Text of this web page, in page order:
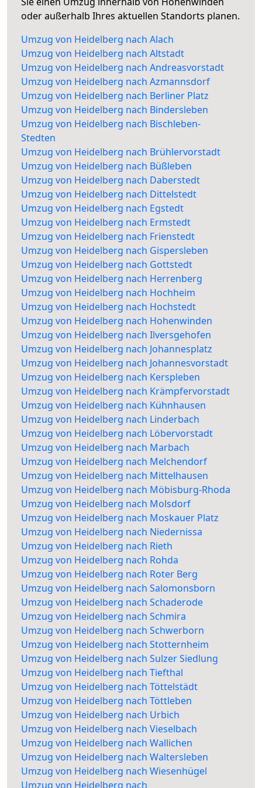
oder außerhalb Ihres aktuellen Standorts planen.
Umzug von Heidelberg nach Alach
Umzug von Heidelberg nach Altstadt
Umzug von Heidelberg nach Andreasvorstadt
Umzug von Heidelberg nach Azmannsdorf
Umzug von Heidelberg nach Berliner Platz
Umzug von Heidelberg nach Bindersleben
Umzug von Heidelberg nach Bischleben-
Stedten
Umzug von Heidelberg nach Brühlervorstadt
Umzug von Heidelberg nach Büßleben
Umzug von Heidelberg nach Daberstedt
Umzug von Heidelberg nach Dittelstedt
Umzug von Heidelberg nach Egstedt
Umzug von Heidelberg nach Ermstedt
Umzug von Heidelberg nach Frienstedt
Umzug von Heidelberg nach Gispersleben
Umzug von Heidelberg nach Gottstedt
Umzug von Heidelberg nach Herrenberg
Umzug von Heidelberg nach Hochheim
Umzug von Heidelberg nach Hochstedt
Umzug von Heidelberg nach Hohenwinden
Umzug von Heidelberg nach Ilversgehofen
Umzug von Heidelberg nach Johannesplatz
Umzug von Heidelberg nach Johannesvorstadt
Umzug von Heidelberg nach Kerspleben
Umzug von Heidelberg nach Krämpfervorstadt
Umzug von Heidelberg nach Kühnhausen
Umzug von Heidelberg nach Linderbach
Umzug von Heidelberg nach Löbervorstadt
Umzug von Heidelberg nach Marbach
Umzug von Heidelberg nach Melchendorf
Umzug von Heidelberg nach Mittelhausen
Umzug von Heidelberg nach Möbisburg-Rhoda
Umzug von Heidelberg nach Molsdorf
Umzug von Heidelberg nach Moskauer Platz
Umzug von Heidelberg nach Niedernissa
Umzug von Heidelberg nach Rieth
Umzug von Heidelberg nach Rohda
Umzug von Heidelberg nach Roter Berg
Umzug von Heidelberg nach Salomonsborn
Umzug von Heidelberg nach Schaderode
Umzug von Heidelberg nach Schmira
Umzug von Heidelberg nach Schwerborn
Umzug von Heidelberg nach Stotternheim
Umzug von Heidelberg nach Sulzer Siedlung
Umzug von Heidelberg nach Tiefthal
Umzug von Heidelberg nach Töttelstädt
Umzug von Heidelberg nach Töttleben
Umzug von Heidelberg nach Urbich
Umzug von Heidelberg nach Vieselbach
Umzug von Heidelberg nach Wallichen
Umzug von Heidelberg nach Waltersleben
Umzug von Heidelberg nach Wiesenhügel
Umzug von Heidelberg nach